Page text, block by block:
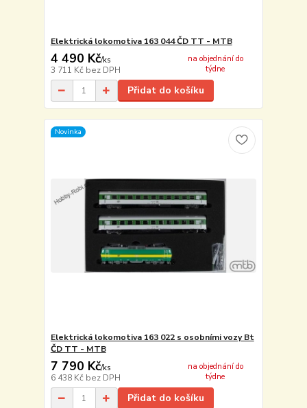
Elektrická lokomotiva 163 044 ČD TT - MTB
4 490 Kč/ks
3 711 Kč bez DPH
na objednání do
týdne
Přidat do košíku
Novinka
Elektrická lokomotiva 163 022 s osobními vozy Bt
ČD TT - MTB
7 790 Kč/ks
6 438 Kč bez DPH
na objednání do
týdne
Přidat do košíku